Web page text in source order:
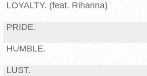
LOYALTY. (feat. Rihanna)
PRIDE.
HUMBLE.
LUST.